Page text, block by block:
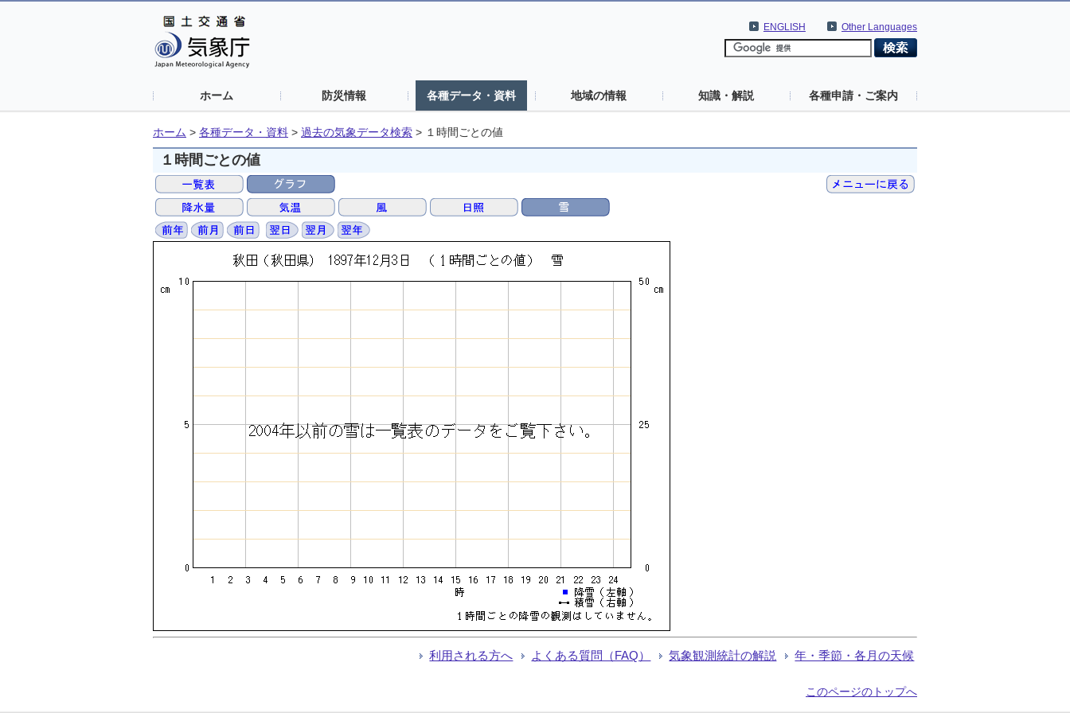
Other Languages
ENGLISH
ホーム 防災情報 各種データ・資料 地域の情報 知識・解説 各種申請・ご案内
ホーム > 各種データ・資料 > 過去の気象データ検索 > １時間ごとの値
１時間ごとの値
利用される方へ よくある質問（FAQ） 気象観測統計の解説 年・季節・各月の天候
このページのトップへ